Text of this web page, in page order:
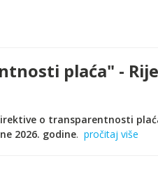
plaća" -
o transparentnosti
2026. godine. pročitaj više